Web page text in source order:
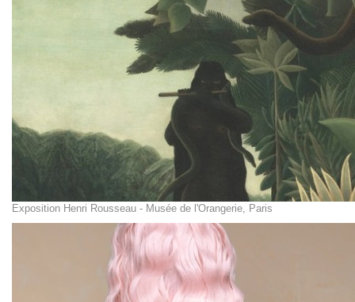
Exposition Henri Rousseau - Musée de l'Orangerie, Paris